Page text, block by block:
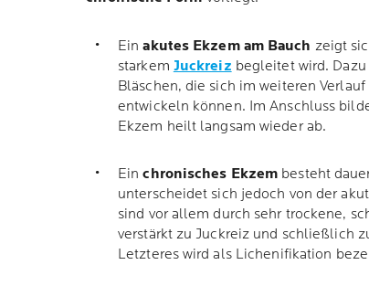
Einakutes Ekzem am Bauch zeigt
starkem Juckreiz begleitet wird.
Bläschen, die sich im weiteren
entwickeln können. Im Anschluss
Ekzem heilt langsam wieder ab.
Einchronisches Ekzem besteht
unterscheidet sich jedoch von der
sind vor allem durch sehr trockene,
verstärkt zu Juckreiz und schließlich
Letzteres wird als Lichenifikation